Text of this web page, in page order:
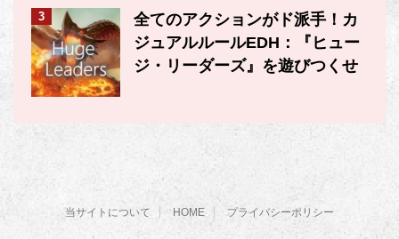
3
全てのアクションがド派手！カ
ジュアルルールEDH：『ヒュー
ジ・リーダーズ』を遊びつくせ
当サイトについて HOME プライバシーポリシー